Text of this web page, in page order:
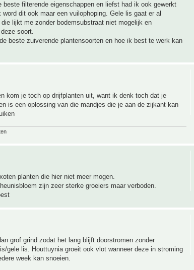
filterende eigenschappen en liefst had ik ook gewerkt
dit ook maar een vuilophoping. Gele lis gaat er al
lijkt me zonder bodemsubstraat niet mogelijk en
soort.
beste zuiverende plantensoorten en hoe ik best te werk kan
kom je toch op drijfplanten uit, want ik denk toch dat je
is een oplossing van die mandjes die je aan de zijkant kan
planten die hier niet meer mogen.
zijn zeer sterke groeiers maar verboden.
grof grind zodat het lang blijft doorstromen zonder
gele lis. Houttuynia groeit ook vlot wanneer deze in stroming
week kan snoeien.